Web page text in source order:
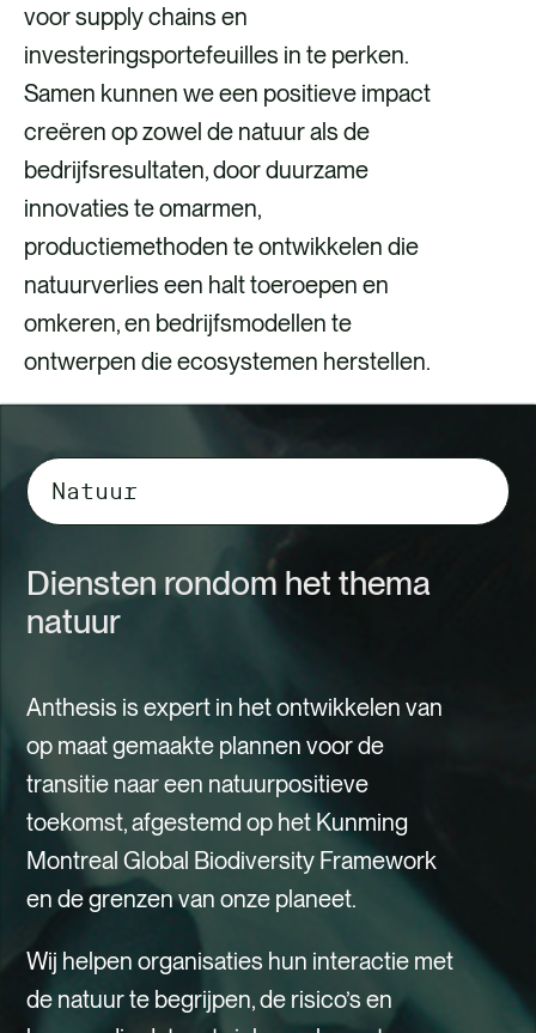
voor supply chains en
investeringsportefeuilles in te perken.
Samen kunnen we een positieve impact
creëren op zowel de natuur als de
bedrijfsresultaten, door duurzame
innovaties te omarmen,
productiemethoden te ontwikkelen die
natuurverlies een halt toeroepen en
omkeren, en bedrijfsmodellen te
ontwerpen die ecosystemen herstellen.
Selecteer
tabbladinhoud
Diensten rondom het thema
natuur
Anthesis is expert in het ontwikkelen van
op maat gemaakte plannen voor de
transitie naar een natuurpositieve
toekomst, afgestemd op het Kunming
Montreal Global Biodiversity Framework
en de grenzen van onze planeet.
Wij helpen organisaties hun interactie met
de natuur te begrijpen, de risico’s en